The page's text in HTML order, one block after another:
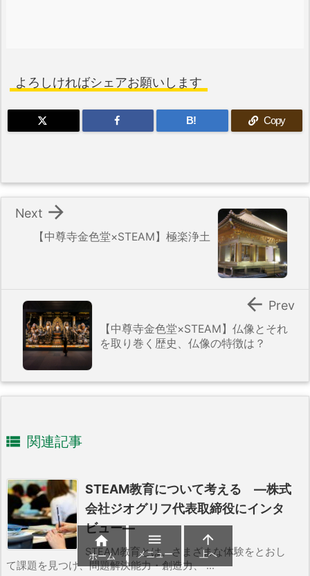
よろしければシェアお願いします
B! Copy
【中尊寺金色堂×STEAM】極楽浄土

Next
【中尊寺金色堂×STEAM】仏像とそれ
を取り巻く歴史、仏像の特徴は？
 Prev
 関連記事
STEAM教育について考える ―株式
会社ジオグリフ代表取締役にインタ
ビュー―
STEAM教育とは、さまざまな体験をとおし
て課題を見つけ、問題解決能力・創造力、 ...

ホーム

メニュー

上へ